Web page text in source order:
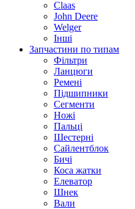
Claas
John Deere
Welger
Інші
Запчастини по типам
Фільтри
Ланцюги
Ремені
Підшипники
Сегменти
Ножі
Пальці
Шестерні
Сайлентблок
Бичі
Коса жатки
Елеватор
Шнек
Вали